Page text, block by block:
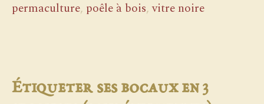
permaculture, poêle à bois,vitre noire
Étiqueter ses bocaux en 3